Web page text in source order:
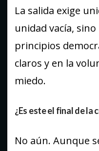
La salida exige
unidad vacía,
principios
claros y en la
miedo.
¿Es este el final de la
No aún. Aunque